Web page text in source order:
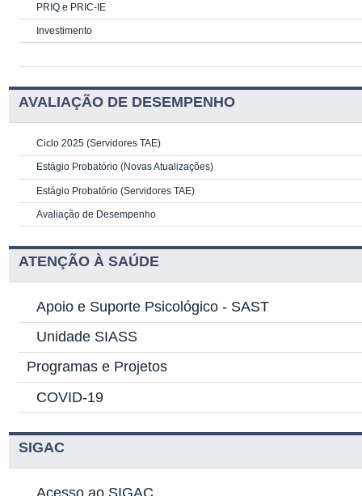
PRIQ e PRIC-IE
Investimento
AVALIAÇÃO DE DESEMPENHO
Ciclo 2025 (Servidores TAE)
Estágio Probatório (Novas Atualizações)
Estágio Probatório (Servidores TAE)
Avaliação de Desempenho
ATENÇÃO À SAÚDE
Apoio e Suporte Psicológico - SAST
Unidade SIASS
Programas e Projetos
COVID-19
SIGAC
Acesso ao SIGAC